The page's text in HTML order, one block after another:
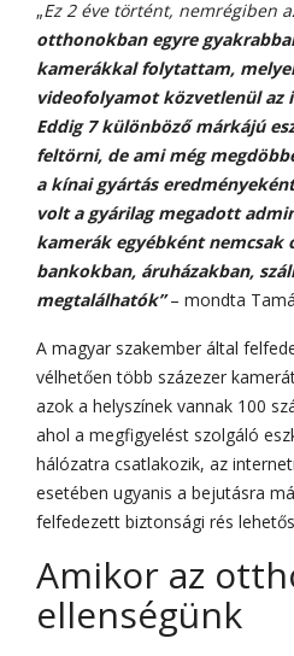
„Ez 2 éve történt, nemrégiben
otthonokban egyre
kamerákkal folytattam,
videofolyamot közvetlenül
Eddig 7 különböző márkájú
feltörni, de ami még
a kínai gyártás
volt a gyárilag megadott
kamerák egyébként nemcsak
bankokban, áruházakban,
megtalálhatók”– mondta
A magyar szakember által
vélhetően több százezer
azok a helyszínek vannak 100
ahol a megfigyelést szolgáló
hálózatra csatlakozik, az
esetében ugyanis a bejutásra
felfedezett biztonsági rés
Amikor az
ellenségünk